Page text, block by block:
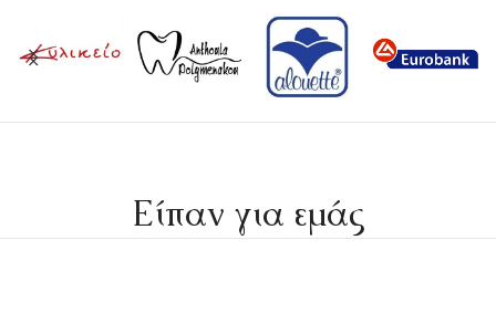
Είπαν για εμάς